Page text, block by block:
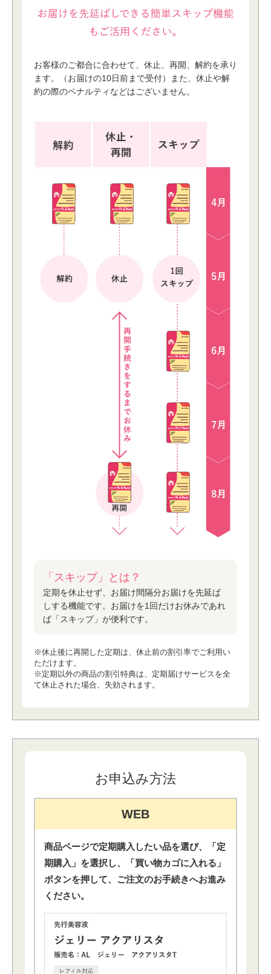
お客様のご都合に合わせて、休⽌、再開、解約を承り
ます。（お届けの10⽇前まで受付）また、休⽌や解
約の際のペナルティなどはございません。
「スキップ」とは？
定期を休⽌せず、お届け間隔分お届けを先延ば
しする機能です。お届けを1回だけお休みであれ
ば「スキップ」が便利です。
※休⽌後に再開した定期は、休⽌前の割引率でご利⽤い
ただけます。
※定期以外の商品の割引特典は、定期届けサービスを全
て休⽌された場合、失効されます。
お申込み⽅法
WEB
商品ページで定期購⼊したい品を選び、「定
期購⼊」を選択し、
「買い物カゴに⼊れる」
ボタンを押して、ご注⽂のお⼿続きへお進み
ください。